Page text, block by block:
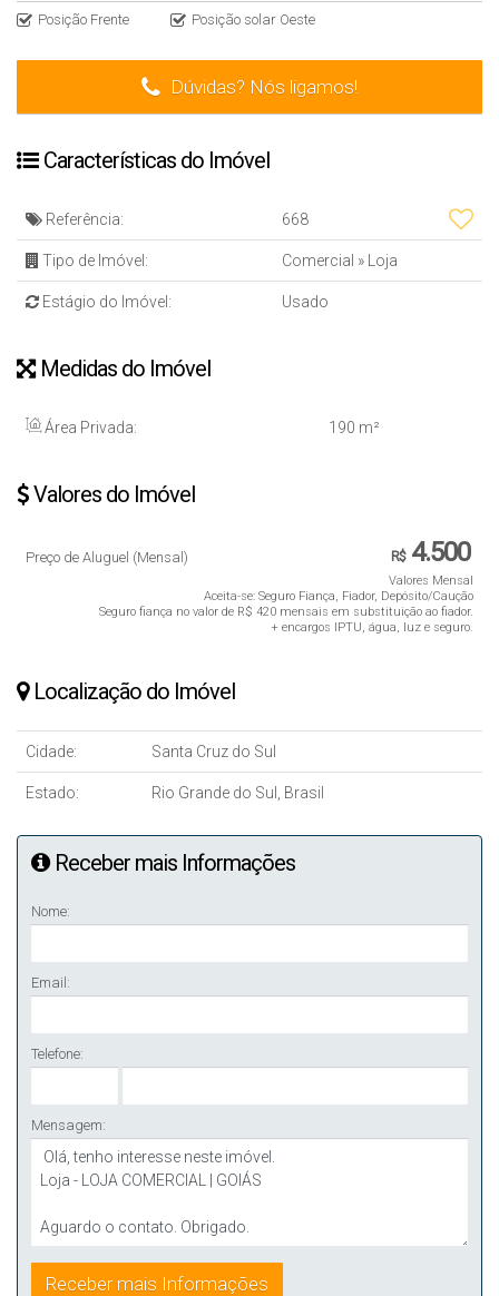
Posição Frente Posição solar Oeste
Dúvidas? Nós ligamos!
Características do Imóvel
Referência: 668
Tipo de Imóvel: Comercial » Loja
Estágio do Imóvel: Usado
Medidas do Imóvel
Área Privada: 190 m²
Valores do Imóvel
R$4.500
Preço de Aluguel (Mensal)
Valores Mensal
Aceita-se: Seguro Fiança, Fiador, Depósito/Caução
Seguro fiança no valor de R$ 420 mensais em substituição ao fiador.
+ encargos IPTU, água, luz e seguro.
Localização do Imóvel
Cidade: Santa Cruz do Sul
Estado: Rio Grande do Sul, Brasil
Receber mais Informações
Nome:
Email:
Telefone:
Mensagem: